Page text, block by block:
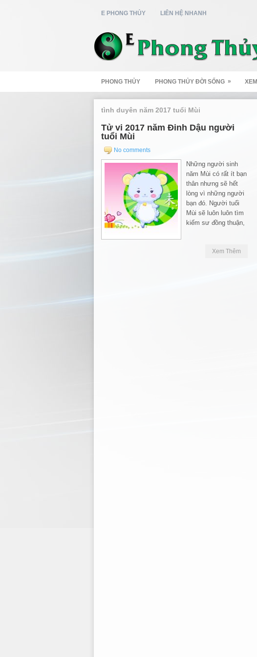
E PHONG THỦY LIÊN HỆ NHANH
PHONG THỦY PHONG THỦY ĐỜI SỐNG »
tình duyên năm 2017 tuổi Mùi
Tử vi 2017 năm Đinh Dậu người
tuổi Mùi
No comments
Những người sinh
năm Mùi có rất ít bạn
thân nhưng sẽ hết
lòng vì những người
bạn đó. Người tuổi
Mùi sẽ luôn luôn tìm
kiếm sư đồng thuận,
Xem Thêm